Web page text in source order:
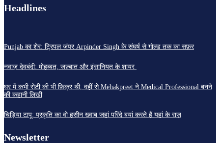
Headlines
Punjab का शेर: ट्रिपल जंपर Arpinder Singh के संघर्ष से गोल्ड तक का सफ़र
नवाज़ देवबंदी: मोहब्बत, जज़्बात और इंसानियत के शायर
घर में कभी रोटी की भी फ़िक्र थी, वहीं से Mehakpreet ने Medical Professional बनने
की कहानी लिखी
चिड़िया टापू: प्रकृति का वो हसीन ख्वाब जहां परिंदे बयां करते हैं यहां के राज़
Newsletter